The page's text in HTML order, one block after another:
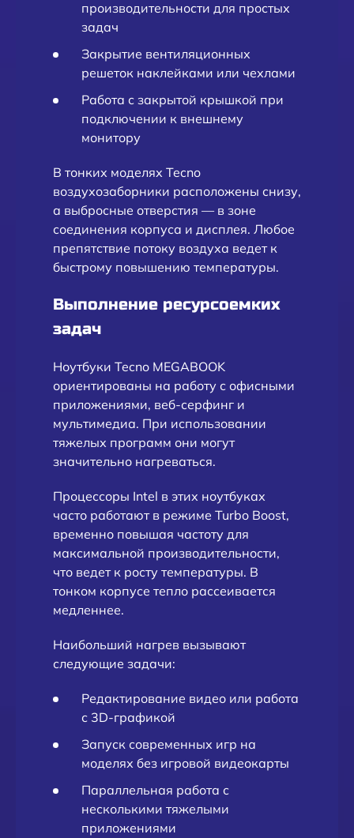
производительности для простых
задач
Закрытие вентиляционных
решеток наклейками или чехлами
Работа с закрытой крышкой при
подключении к внешнему
монитору
В тонких моделях Tecno
воздухозаборники расположены снизу,
а выбросные отверстия — в зоне
соединения корпуса и дисплея. Любое
препятствие потоку воздуха ведет к
быстрому повышению температуры.
Выполнение ресурсоемких
задач
Ноутбуки Tecno MEGABOOK
ориентированы на работу с офисными
приложениями, веб-серфинг и
мультимедиа. При использовании
тяжелых программ они могут
значительно нагреваться.
Процессоры Intel в этих ноутбуках
часто работают в режиме Turbo Boost,
временно повышая частоту для
максимальной производительности,
что ведет к росту температуры. В
тонком корпусе тепло рассеивается
медленнее.
Наибольший нагрев вызывают
следующие задачи:
Редактирование видео или работа
с 3D-графикой
Запуск современных игр на
моделях без игровой видеокарты
Параллельная работа с
несколькими тяжелыми
приложениями